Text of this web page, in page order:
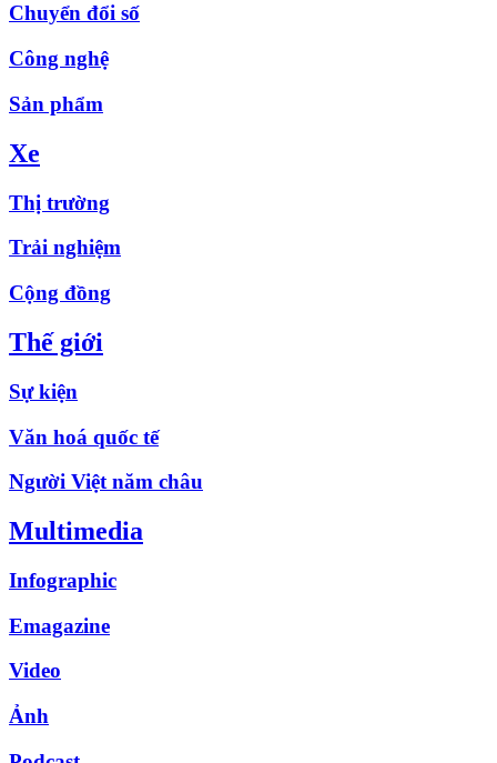
Chuyển đổi số
Công nghệ
Sản phẩm
Xe
Thị trường
Trải nghiệm
Cộng đồng
Thế giới
Sự kiện
Văn hoá quốc tế
Người Việt năm châu
Multimedia
Infographic
Emagazine
Video
Ảnh